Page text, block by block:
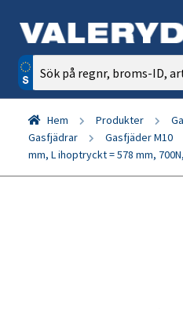
Sök
efter:
Hem Produkter
Gasfjädrar
Gasfjäder M10
mm, L ihoptryckt = 578 mm,